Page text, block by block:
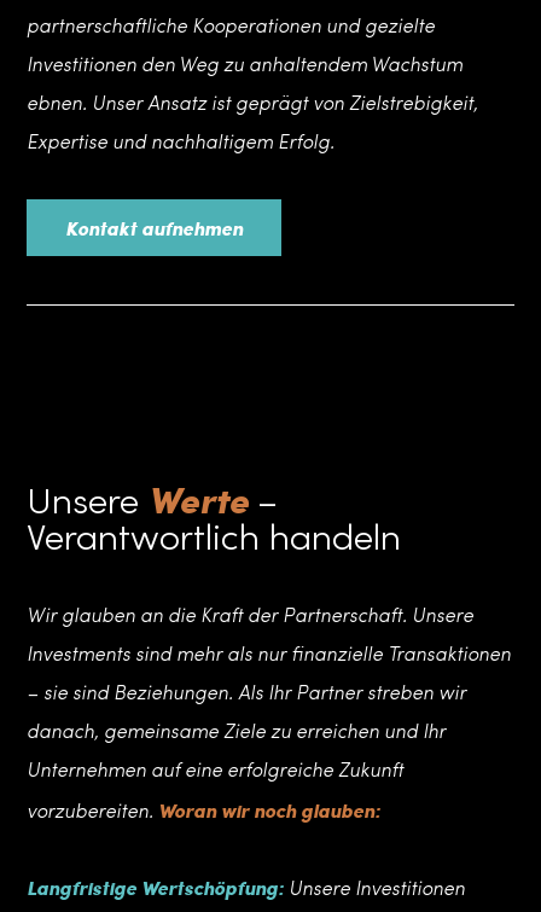
partnerschaftliche Kooperationen und gezielte
Investitionen den Weg zu anhaltendem Wachstum
ebnen. Unser Ansatz ist geprägt von Zielstrebigkeit,
Expertise und nachhaltigem Erfolg.
Kontakt aufnehmen
Unsere Werte –
Verantwortlich handeln
Wir glauben an die Kraft der Partnerschaft. Unsere
Investments sind mehr als nur finanzielle Transaktionen
– sie sind Beziehungen. Als Ihr Partner streben wir
danach, gemeinsame Ziele zu erreichen und Ihr
Unternehmen auf eine erfolgreiche Zukunft
vorzubereiten. Woran wir noch glauben:
Langfristige Wertschöpfung: Unsere Investitionen